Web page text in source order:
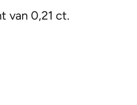
van 0,21 ct.